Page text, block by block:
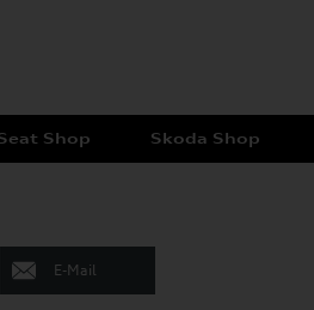
Shop Skoda Shop
E-Mail